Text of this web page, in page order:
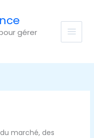
gérer
marché, des